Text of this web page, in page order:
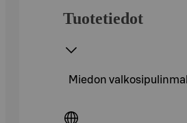
Tuotetiedot
Miedon